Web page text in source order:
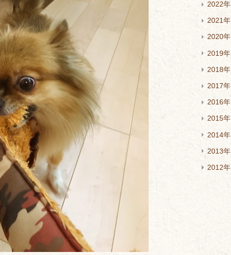
2022年
2021年
2020年
2019年
2018年
2017年
2016年
2015年
2014年
2013年
2012年